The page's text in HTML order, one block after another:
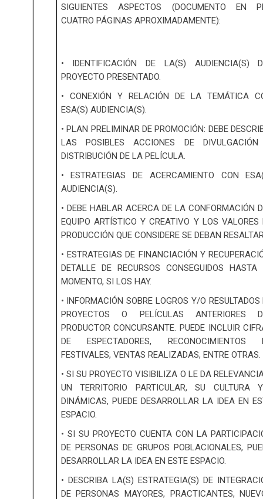
SIGUIENTES ASPECTOS (DOCUMENTO EN
CUATRO PÁGINAS APROXIMADAMENTE):
• IDENTIFICACIÓN DE LA(S) AUDIENCIA(S)
PROYECTO PRESENTADO.
• CONEXIÓN Y RELACIÓN DE LA TEMÁTICA
ESA(S) AUDIENCIA(S).
• PLAN PRELIMINAR DE PROMOCIÓN: DEBE
LAS POSIBLES ACCIONES DE
DISTRIBUCIÓN DE LA PELÍCULA.
• ESTRATEGIAS DE ACERCAMIENTO CON
AUDIENCIA(S).
• DEBE HABLAR ACERCA DE LA CONFORMACIÓN
EQUIPO ARTÍSTICO Y CREATIVO Y LOS VALORES
PRODUCCIÓN QUE CONSIDERE SE DEBAN
• ESTRATEGIAS DE FINANCIACIÓN Y
DETALLE DE RECURSOS CONSEGUIDOS HASTA
MOMENTO, SI LOS HAY.
• INFORMACIÓN SOBRE LOGROS Y/O RESULTADOS
PROYECTOS O PELÍCULAS ANTERIORES
PRODUCTOR CONCURSANTE. PUEDE INCLUIR
DE ESPECTADORES, RECONOCIMIENTOS
FESTIVALES, VENTAS REALIZADAS, ENTRE OTRAS.
• SI SU PROYECTO VISIBILIZA O LE DA
UN TERRITORIO PARTICULAR, SU CULTURA
DINÁMICAS, PUEDE DESARROLLAR LA IDEA EN
ESPACIO.
• SI SU PROYECTO CUENTA CON LA
DE PERSONAS DE GRUPOS POBLACIONALES,
DESARROLLAR LA IDEA EN ESTE ESPACIO.
• DESCRIBA LA(S) ESTRATEGIA(S) DE
DE PERSONAS MAYORES, PRACTICANTES,